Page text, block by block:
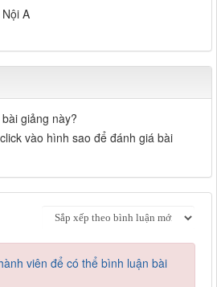
A
giảng này?
vào hình sao để đánh giá bài
viên để có thể bình luận bài